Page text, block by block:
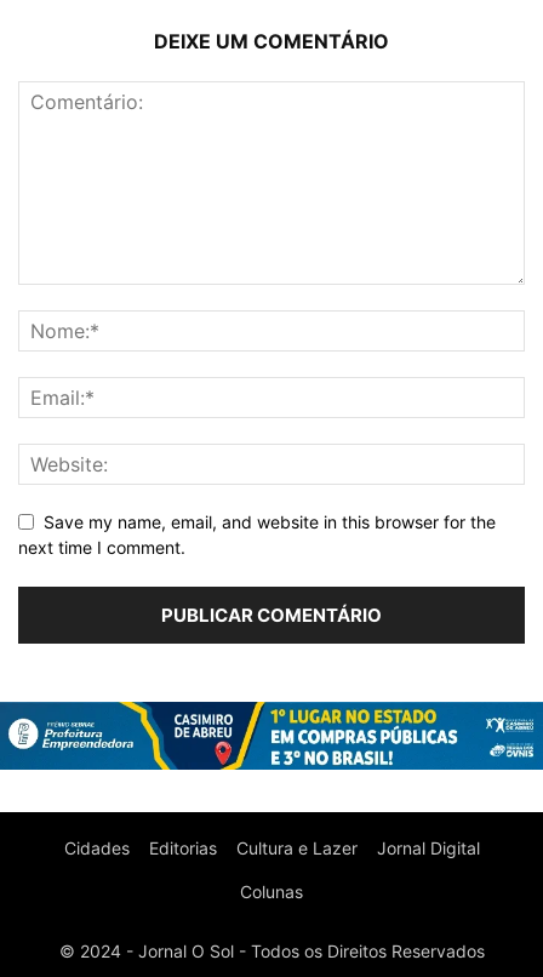
DEIXE UM COMENTÁRIO
Save my name, email, and website in this browser for the
next time I comment.
Cidades Editorias Cultura e Lazer Jornal Digital
Colunas
© 2024 - Jornal O Sol - Todos os Direitos Reservados